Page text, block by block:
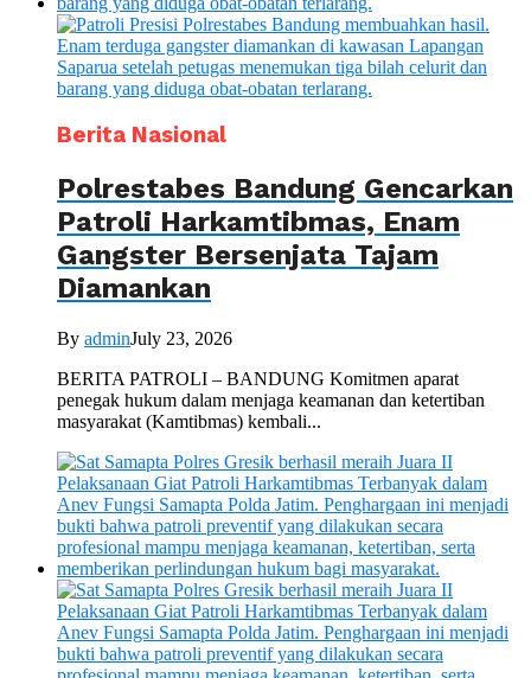
Berita Nasional
Polrestabes Bandung Gencarkan
Patroli Harkamtibmas, Enam
Gangster Bersenjata Tajam
Diamankan
By adminJuly 23, 2026
BERITA PATROLI – BANDUNG Komitmen aparat
penegak hukum dalam menjaga keamanan dan ketertiban
masyarakat (Kamtibmas) kembali...